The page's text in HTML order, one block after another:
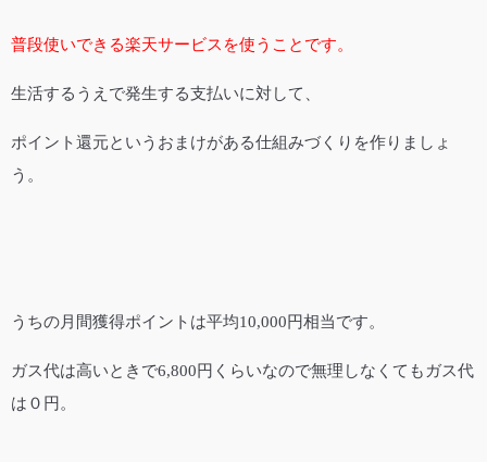
普段使いできる楽天サービスを使うことです。
生活するうえで発生する支払いに対して、
ポイント還元というおまけがある仕組みづくりを作りましょ
う。
うちの月間獲得ポイントは平均10,000円相当です。
ガス代は高いときで6,800円くらいなので無理しなくてもガス代
は０円。